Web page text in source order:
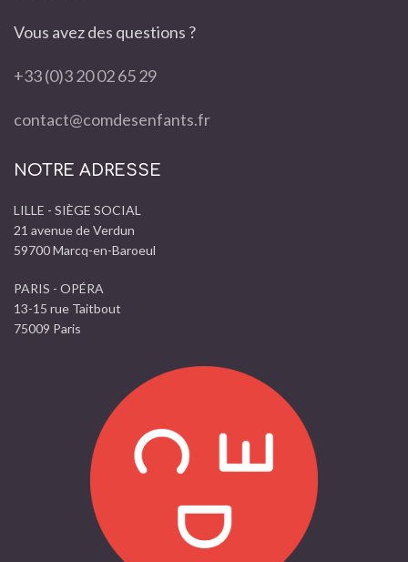
Vous avez des questions ?
+33 (0)3 20 02 65 29
contact@comdesenfants.fr
NOTRE ADRESSE
LILLE - SIÈGE SOCIAL
21 avenue de Verdun
59700 Marcq-en-Baroeul
PARIS - OPÉRA
13-15 rue Taitbout
75009 Paris